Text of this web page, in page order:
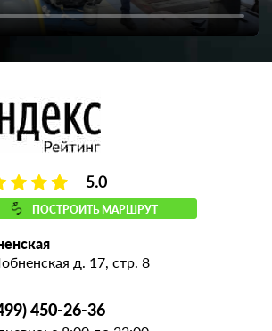
5.0
ПОСТРОИТЬ МАРШРУТ
д. 17, стр. 8
450-26-36